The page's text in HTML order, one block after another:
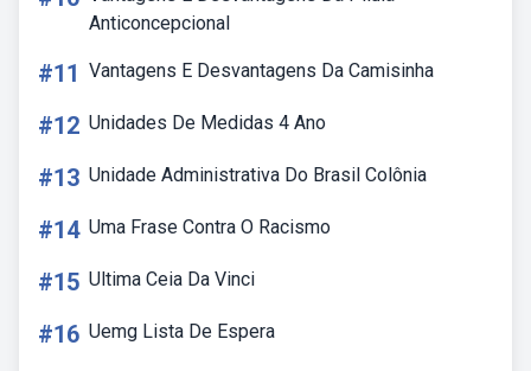
Anticoncepcional
#11 Vantagens E Desvantagens Da Camisinha
#12 Unidades De Medidas 4 Ano
#13 Unidade Administrativa Do Brasil Colônia
#14 Uma Frase Contra O Racismo
#15 Ultima Ceia Da Vinci
#16 Uemg Lista De Espera